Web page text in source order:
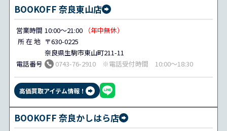
BOOKOFF 奈良東山店
営業時間 10:00～21:00
（年中無休）
所 在 地 〒630-0225
奈良県生駒市東山町211-11
電話番号
0743-76-2910 ※電話受付時間 10:00～18:30
高価買取アイテム情報！
BOOKOFF 奈良かしはら店